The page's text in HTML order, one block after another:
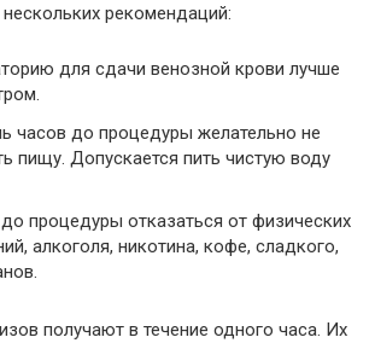
рекомендаций:
для сдачи венозной крови лучше
часов до процедуры желательно не
пищу. Допускается пить чистую воду
процедуры отказаться от физических
алкоголя, никотина, кофе, сладкого,
получают в течение одного часа. Их